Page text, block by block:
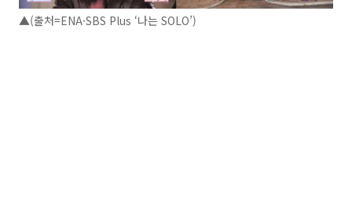
▲(출처=ENA·SBS Plus ‘나는 SOLO’)